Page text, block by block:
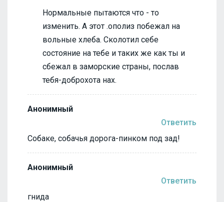
Нормальные пытаются что - то
изменить. А этот .ополиз побежал на
вольные хлеба. Сколотил себе
состояние на тебе и таких же как ты и
сбежал в заморские страны, послав
тебя-доброхота нах.
Анонимный
Ответить
Собаке, собачья дорога-пинком под зад!
Анонимный
Ответить
гнида